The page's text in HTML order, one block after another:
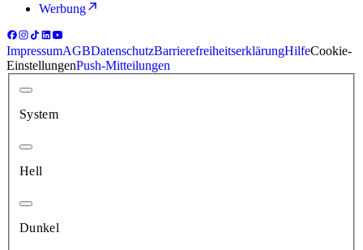
Werbung
ImpressumAGBDatenschutzBarrierefreiheitserklärungHilfeCookie-
EinstellungenPush-Mitteilungen
System
Hell
Dunkel